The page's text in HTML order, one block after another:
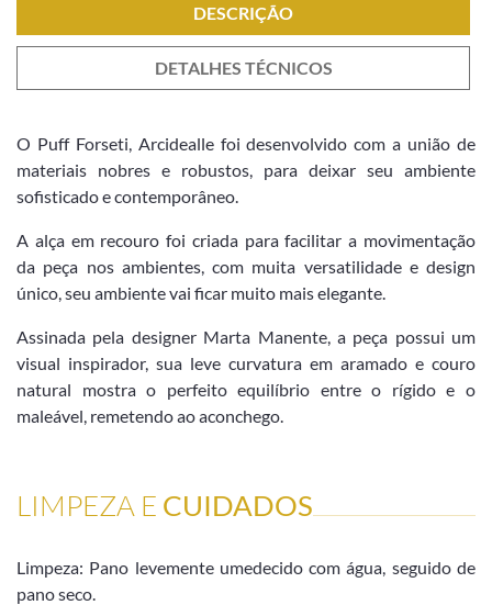
DESCRIÇÃO
DETALHES TÉCNICOS
O Puff Forseti, Arcidealle foi desenvolvido com a união de
materiais nobres e robustos, para deixar seu ambiente
sofisticado e contemporâneo.
A alça em recouro foi criada para facilitar a movimentação
da peça nos ambientes, com muita versatilidade e design
único, seu ambiente vai ficar muito mais elegante.
Assinada pela designer Marta Manente, a peça possui um
visual inspirador, sua leve curvatura em aramado e couro
natural mostra o perfeito equilíbrio entre o rígido e o
maleável, remetendo ao aconchego.
LIMPEZA E CUIDADOS
Limpeza: Pano levemente umedecido com água, seguido de
pano seco.